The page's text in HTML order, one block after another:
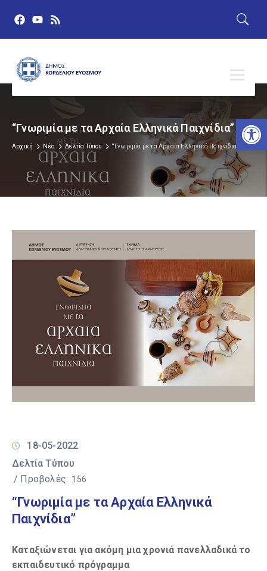
“Γνωριμία με τα Αρχαία Ελληνικά Παιχνίδια”
Αρχική Νέα Δελτία Τύπου “Γνωριμία με τα Αρχαία Ελληνικά Παιχνίδια”
18-05-2022
Δελτία Τύπου
/ Προβολές: 156
“Γνωριμία με τα Αρχαία Ελληνικά
Παιχνίδια”
Καταξιώνεται για ακόμη μια χρονιά πανελλαδικά το
εκπαιδευτικό πρόγραμμα